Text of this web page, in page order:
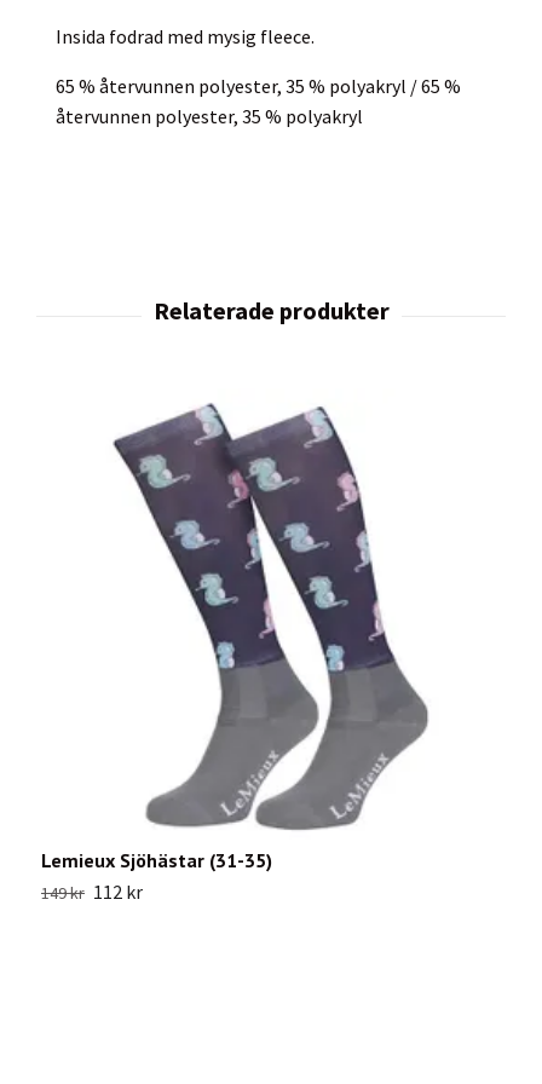
Insida fodrad med mysig fleece.
65 % återvunnen polyester, 35 % polyakryl / 65 %
återvunnen polyester, 35 % polyakryl
Lemieux Sjöhästar (31-35)
149 kr 112 kr